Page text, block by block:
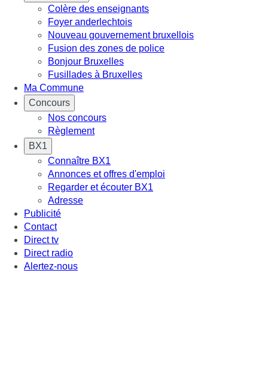
Colère des enseignants
Foyer anderlechtois
Nouveau gouvernement bruxellois
Fusion des zones de police
Bonjour Bruxelles
Fusillades à Bruxelles
Ma Commune
Concours
Nos concours
Règlement
BX1
Connaître BX1
Annonces et offres d'emploi
Regarder et écouter BX1
Adresse
Publicité
Contact
Direct tv
Direct radio
Alertez-nous